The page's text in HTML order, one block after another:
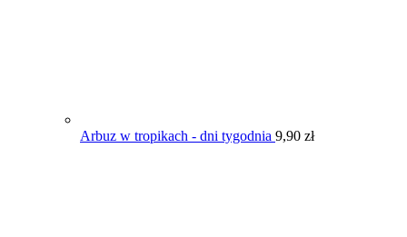
Arbuz w tropikach - dni tygodnia 9,90 zł